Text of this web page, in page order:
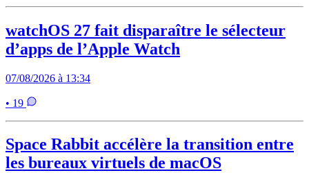
watchOS 27 fait disparaître le sélecteur
d’apps de l’Apple Watch
07/08/2026 à 13:34
• 19
Space Rabbit accélère la transition entre
les bureaux virtuels de macOS